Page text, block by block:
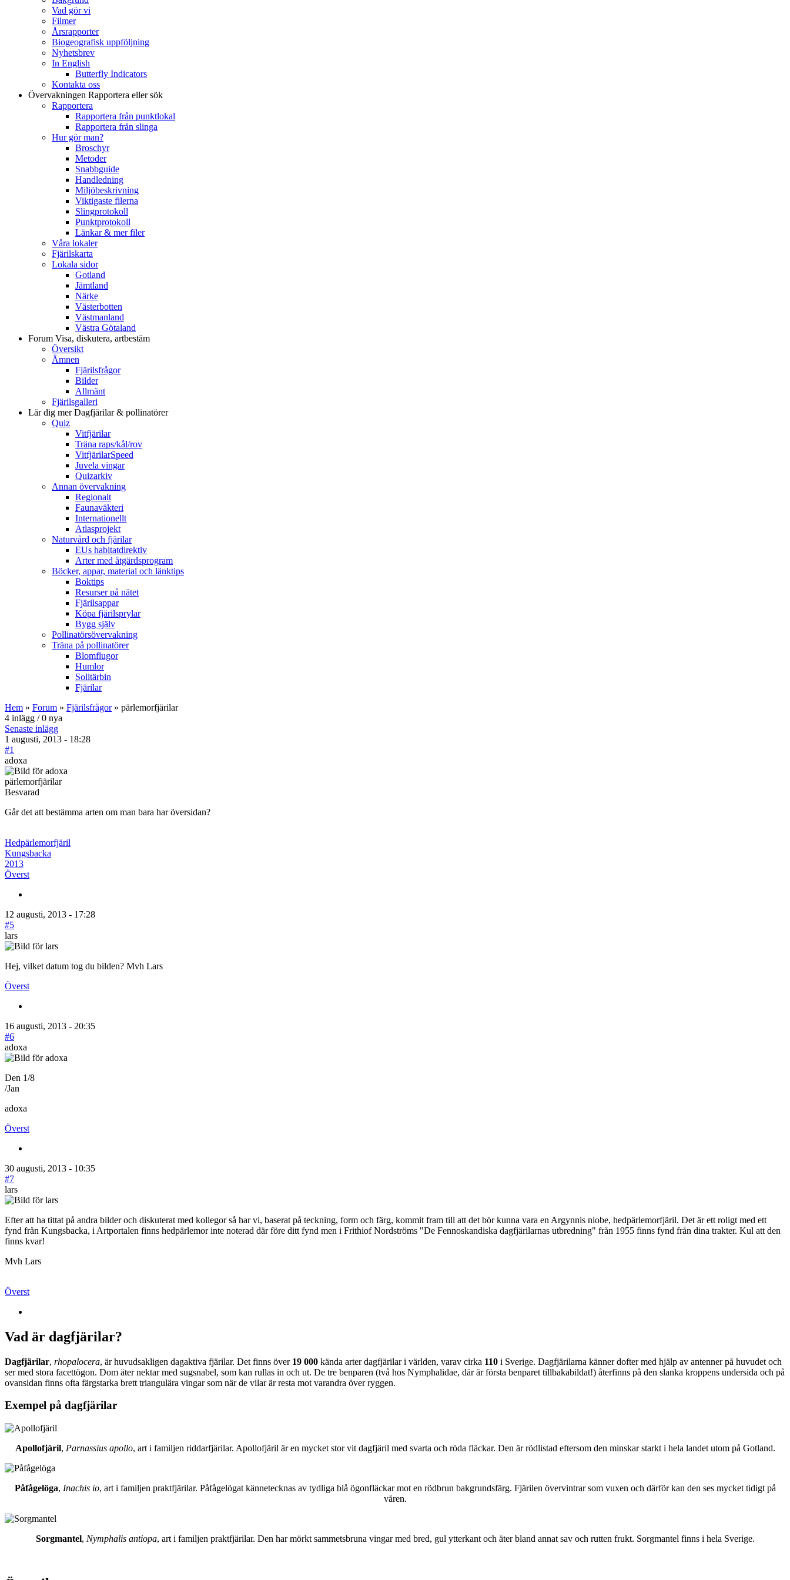
Vad gör vi
Filmer
Årsrapporter
Biogeografisk uppföljning
Nyhetsbrev
In English
Butterfly Indicators
Kontakta oss
Övervakningen Rapportera eller sök
Rapportera
Rapportera från punktlokal
Rapportera från slinga
Hur gör man?
Broschyr
Metoder
Snabbguide
Handledning
Miljöbeskrivning
Viktigaste filerna
Slingprotokoll
Punktprotokoll
Länkar & mer filer
Våra lokaler
Fjärilskarta
Lokala sidor
Gotland
Jämtland
Närke
Västerbotten
Västmanland
Västra Götaland
Forum Visa, diskutera, artbestäm
Översikt
Ämnen
Fjärilsfrågor
Bilder
Allmänt
Fjärilsgalleri
Lär dig merDagfjärilar & pollinatörer
Quiz
Vitfjärilar
Träna raps/kål/rov
VitfjärilarSpeed
Juvela vingar
Quizarkiv
Annan övervakning
Regionalt
Faunaväkteri
Internationellt
Atlasprojekt
Naturvård och fjärilar
EUs habitatdirektiv
Arter med åtgärdsprogram
Böcker, appar, material och länktips
Boktips
Resurser på nätet
Fjärilsappar
Köpa fjärilsprylar
Bygg själv
Pollinatörsövervakning
Träna på pollinatörer
Blomflugor
Humlor
Solitärbin
Fjärilar
Hem » Forum » Fjärilsfrågor» pärlemorfjärilar
4 inlägg / 0 nya
Senaste inlägg
1 augusti, 2013 - 18:28
#1
adoxa
pärlemorfjärilar
Besvarad
Går det att bestämma arten om man bara har översidan?
Hedpärlemorfjäril
Kungsbacka
2013
Överst
12 augusti, 2013 - 17:28
#5
lars
Hej, vilket datum tog du bilden? Mvh Lars
Överst
16 augusti, 2013 - 20:35
#6
adoxa
Den 1/8
/Jan
adoxa
Överst
30 augusti, 2013 - 10:35
#7
lars
Efter att ha tittat på andra bilder och diskuterat med kollegor så har vi, baserat på teckning, form och färg, kommit fram till att det bör kunna vara en Argynnis niobe, hedpärlemorfjäril. Det är ett roligt med ett
fynd från Kungsbacka, i Artportalen finns hedpärlemor inte noterad där före ditt fynd men i Frithiof Nordströms "De Fennoskandiska dagfjärilarnas utbredning" från 1955 finns fynd från dina trakter. Kul att den
finns kvar!
Mvh Lars
Överst
Vad är dagfjärilar?
Dagfjärilar, rhopalocera, är huvudsakligen dagaktiva fjärilar. Det finns över 19 000 kända arter dagfjärilar i världen, varav cirka 110 i Sverige. Dagfjärilarna känner dofter med hjälp av antenner på huvudet och
ser med stora facettögon. Dom äter nektar med sugsnabel, som kan rullas in och ut. De tre benparen (två hos Nymphalidae, där är första benparet tillbakabildat!) återfinns på den slanka kroppens undersida och på
ovansidan finns ofta färgstarka brett triangulära vingar som när de vilar är resta mot varandra över ryggen.
Exempel på dagfjärilar
Apollofjäril, Parnassius apollo, art i familjen riddarfjärilar. Apollofjäril är en mycket stor vit dagfjäril med svarta och röda fläckar. Den är rödlistad eftersom den minskar starkt i hela landet utom på Gotland.
Påfågelöga, Inachis io, art i familjen praktfjärilar. Påfågelögat kännetecknas av tydliga blå ögonfläckar mot en rödbrun bakgrundsfärg. Fjärilen övervintrar som vuxen och därför kan den ses mycket tidigt på
våren.
Sorgmantel, Nymphalis antiopa, art i familjen praktfjärilar. Den har mörkt sammetsbruna vingar med bred, gul ytterkant och äter bland annat sav och rutten frukt. Sorgmantel finns i hela Sverige.